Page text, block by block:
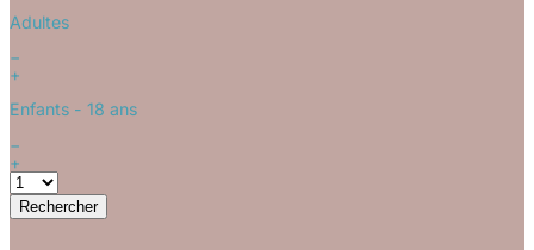
Adultes
−
+
Enfants - 18 ans
−
+
Rechercher